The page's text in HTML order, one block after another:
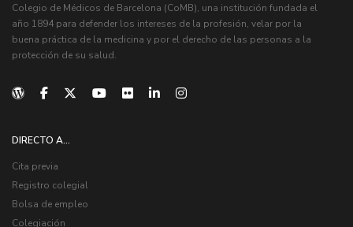
Colegio de Médicos de Barcelona (CoMB), una institución fundada el
año 1894 para defender los intereses de la profesión, velar por la
buena práctica de la medicina y por el derecho de las personas a la
protección de su salud.
DIRECTO A...
Cita previa
Registro colegial
Bolsa de empleo
Colegiación